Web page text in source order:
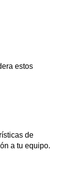
estos
de
a tu equipo.